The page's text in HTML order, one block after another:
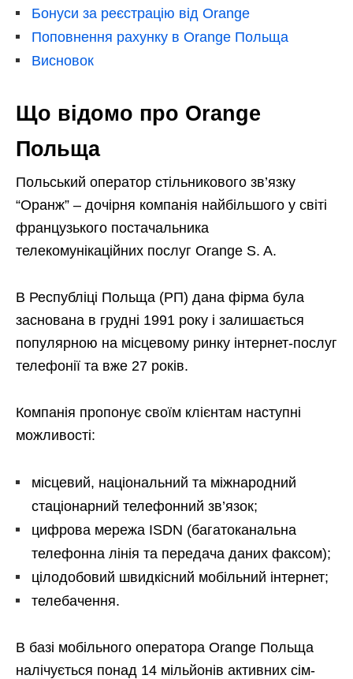
Бонуси за реєстрацію від Orange
Поповнення рахунку в Orange Польща
Висновок
Що відомо про Orange
Польща
Польський оператор стільникового зв’язку
“Оранж” – дочірня компанія найбільшого у світі
французького постачальника
телекомунікаційних послуг Orange S. A.
В Республіці Польща (РП) дана фірма була
заснована в грудні 1991 року і залишається
популярною на місцевому ринку інтернет-послуг
телефонії та вже 27 років.
Компанія пропонує своїм клієнтам наступні
можливості:
місцевий, національний та міжнародний
стаціонарний телефонний зв’язок;
цифрова мережа ISDN (багатоканальна
телефонна лінія та передача даних факсом);
цілодобовий швидкісний мобільний інтернет;
телебачення.
В базі мобільного оператора Orange Польща
налічується понад 14 мільйонів активних сім-